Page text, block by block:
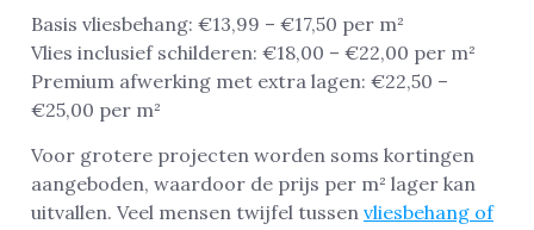
Basis vliesbehang: €13,99 – €17,50 per m²
Vlies inclusief schilderen: €18,00 – €22,00 per m²
Premium afwerking met extra lagen: €22,50 –
€25,00 per m²
Voor grotere projecten worden soms kortingen
aangeboden, waardoor de prijs per m² lager kan
uitvallen. Veel mensen twijfel tussen vliesbehang of